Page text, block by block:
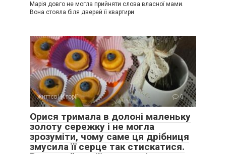
Марія довго не могла прийняти слова власної мами.
Вона стояла біля дверей її квартири
життєві історії 0
Орися тримала в долоні маленьку
золоту сережку і не могла
зрозуміти, чому саме ця дрібниця
змусила її серце так стискатися.